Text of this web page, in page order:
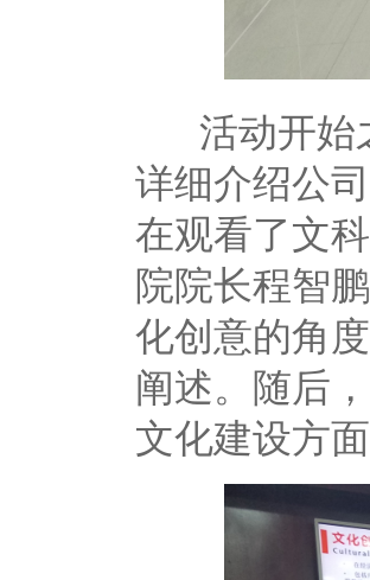
活动开始
详细介绍公
在观看了文
院院长程智
化创意的角
阐述。随后
文化建设方